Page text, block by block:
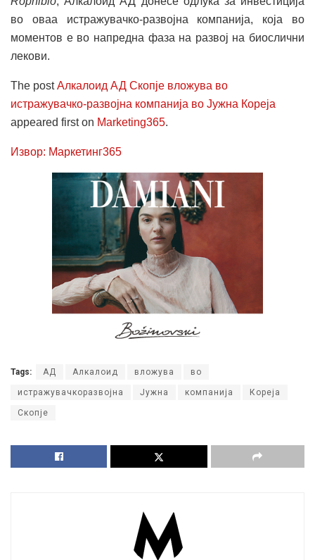
во оваа истражувачко-развојна компанија, која во
моментов е во напредна фаза на развој на биослични
лекови.
The postАлкалоид АД Скопје вложува во
истражувачко-развојна компанија во Јужна Кореја
appeared first on Marketing365.
Извор: Маркетинг365
Tags: АД Алкалоид вложува во
истражувачкоразвојна Јужна компанија Кореја
Скопје